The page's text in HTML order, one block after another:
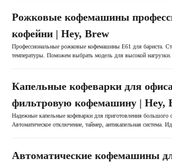
Рожковые кофемашины
кофейни | Hey, Brew
Профессиональные рожковые кофемашины E61 для бариста.
температуры. Поможем выбрать модель для высокой нагрузки.
Капельные кофеварки для
фильтровую кофемашину | Hey,
Надежные капельные кофеварки для приготовления большого
Автоматическое отключение, таймер, антикапельная система.
Автоматические кофемашины